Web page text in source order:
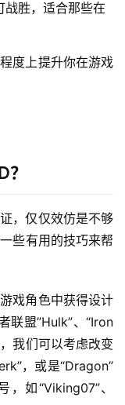
战胜，适合那些在
度上提升你在游戏
，仅仅效仿是不够
些有用的技巧来帮
戏角色中获得设计
联盟”Hulk”、“Iron
我们可以考虑改变
，或是“Dragon”
如“Viking07”、